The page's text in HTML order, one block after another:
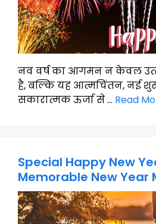
नव वर्ष का आगमन न केवल
है, बल्कि यह आत्मचिंतन, नई
सकारात्मक ऊर्जा से … Read
Special Happy New
Memorable New Year